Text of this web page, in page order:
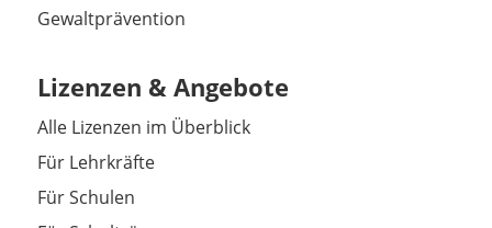
Gewaltprävention
Lizenzen & Angebote
Alle Lizenzen im Überblick
Für Lehrkräfte
Für Schulen